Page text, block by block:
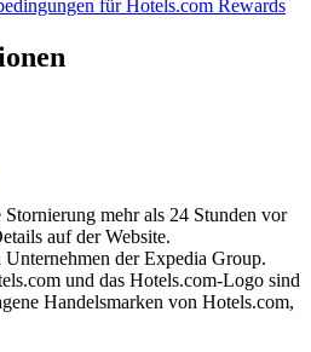
für Hotels.com Rewards
mehr als 24 Stunden vor
auf der Website.
der Expedia Group.
und das Hotels.com-Logo sind
Handelsmarken von Hotels.com,